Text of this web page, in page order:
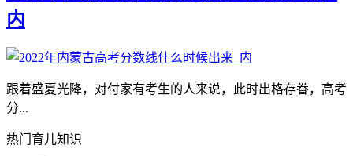
内
跟着盛夏光降，对付家有考生的人来说，此时出格存眷，高考
分...
热门育儿知识